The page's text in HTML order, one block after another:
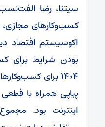
سیتنا، رضا
کسب‌وکارهای
اکوسیستم اقتصاد
بودن شرایط برای
۱۴۰۴ برای
پیاپی همراه با
اینترنت بود.